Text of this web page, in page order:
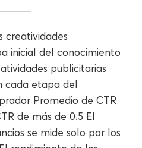
creatividades
inicial del conocimiento
publicitarias
cada etapa del
Promedio de CTR
de más de 0.5 El
se mide solo por los